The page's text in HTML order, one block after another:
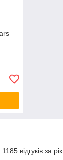
відгуків за рік